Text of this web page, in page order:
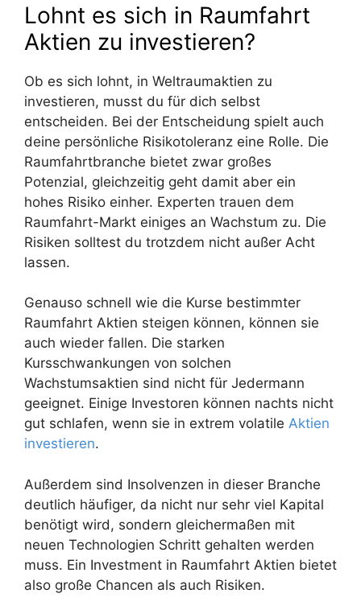
Lohnt es sich in Raumfahrt
Aktien zu investieren?
Ob es sich lohnt, in Weltraumaktien zu
investieren, musst du für dich selbst
entscheiden. Bei der Entscheidung spielt auch
deine persönliche Risikotoleranz eine Rolle. Die
Raumfahrtbranche bietet zwar großes
Potenzial, gleichzeitig geht damit aber ein
hohes Risiko einher. Experten trauen dem
Raumfahrt-Markt einiges an Wachstum zu. Die
Risiken solltest du trotzdem nicht außer Acht
lassen.
Genauso schnell wie die Kurse bestimmter
Raumfahrt Aktien steigen können, können sie
auch wieder fallen. Die starken
Kursschwankungen von solchen
Wachstumsaktien sind nicht für Jedermann
geeignet. Einige Investoren können nachts nicht
gut schlafen, wenn sie in extrem volatile Aktien
investieren.
Außerdem sind Insolvenzen in dieser Branche
deutlich häufiger, da nicht nur sehr viel Kapital
benötigt wird, sondern gleichermaßen mit
neuen Technologien Schritt gehalten werden
muss. Ein Investment in Raumfahrt Aktien bietet
also große Chancen als auch Risiken.